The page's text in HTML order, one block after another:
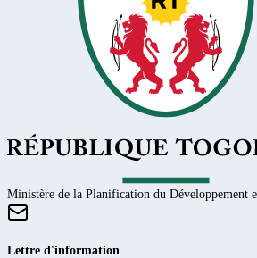
Ministère de la Planification du Développement
Lettre d'information